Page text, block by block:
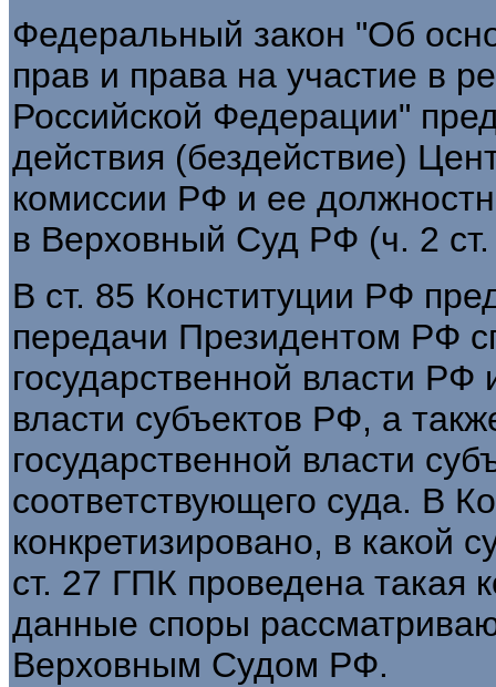
Федеральный закон "Об
прав и права на участие в
Российской Федерации"
действия (бездействие)
комиссии РФ и ее
в Верховный Суд РФ (ч. 2
В ст. 85 Конституции РФ
передачи Президентом РФ
государственной власти РФ
власти субъектов РФ, а
государственной власти
соответствующего суда. В
конкретизировано, в какой
ст. 27 ГПК проведена такая
данные споры
Верховным Судом РФ.